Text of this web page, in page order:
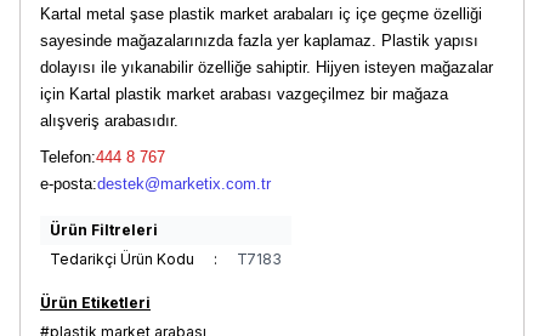
Kartal metal şase plastik market arabaları iç içe geçme özelliği
sayesinde mağazalarınızda fazla yer kaplamaz. Plastik yapısı
dolayısı ile yıkanabilir özelliğe sahiptir. Hijyen isteyen mağazalar
için Kartal plastik market arabası vazgeçilmez bir mağaza
alışveriş arabasıdır.
Telefon:444 8 767
e-posta:destek@marketix.com.tr
Ürün Filtreleri
Tedarikçi Ürün Kodu
: T7183
Ürün Etiketleri
#plastik market arabası